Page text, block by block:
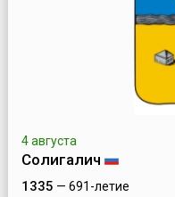
4 августа
Солигалич
1335 — 691-летие